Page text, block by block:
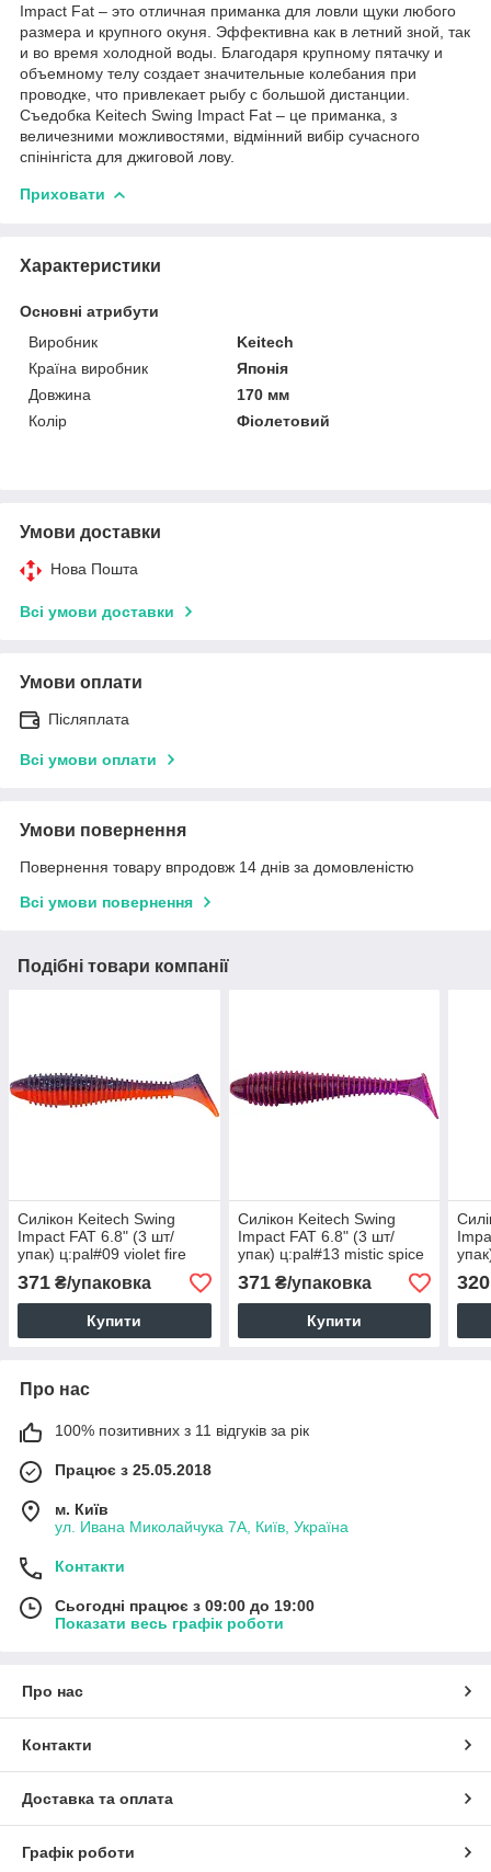
Impact Fat – это отличная приманка для ловли щуки любого
размера и крупного окуня. Эффективна как в летний зной, так
и во время холодной воды. Благодаря крупному пятачку и
объемному телу создает значительные колебания при
проводке, что привлекает рыбу с большой дистанции.
Съедобка Keitech Swing Impact Fat – це приманка, з
величезними можливостями, відмінний вибір сучасного
спінінгіста для джиговой лову.
Приховати
Характеристики
Основні атрибути
Виробник
Keitech
Країна виробник
Японія
Довжина
170 мм
Колір
Фіолетовий
Умови доставки
Нова Пошта
Всі умови доставки
Умови оплати
Післяплата
Всі умови оплати
Умови повернення
Повернення товару впродовж 14 днів за домовленістю
Всі умови повернення
Подібні товари компанії
Силікон Keitech Swing
Impact FAT 6.8" (3 шт/
упак) ц:pal#09 violet fire
371 ₴/упаковка
Купити
Силікон Keitech Swing
Impact FAT 6.8" (3 шт/
упак) ц:pal#13 mistic spice
371₴/упаковка
Купити
320
Про нас
100% позитивних з 11 відгуків за рік
Працює з 25.05.2018
м. Київ
ул. Ивана Миколайчука 7А, Київ, Україна
Контакти
Сьогодні працює з 09:00 до 19:00
Показати весь графік роботи
Про нас
Контакти
Доставка та оплата
Графік роботи